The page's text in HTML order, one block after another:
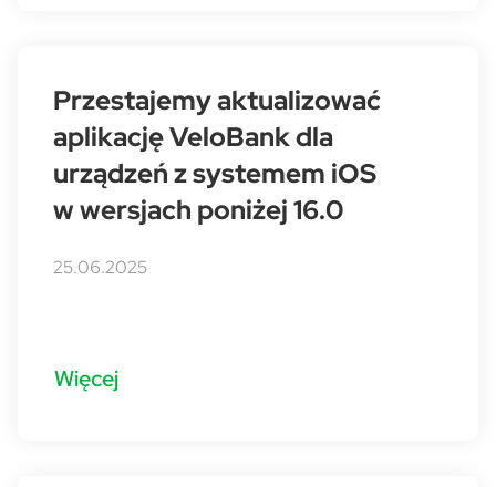
Przestajemy aktualizować
aplikację VeloBank dla
urządzeń z systemem iOS
w wersjach poniżej 16.0
25.06.2025
Więcej